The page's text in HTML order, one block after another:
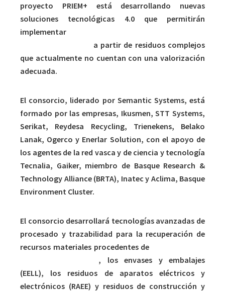
proyecto PRIEM+ está desarrollando nuevas
soluciones tecnológicas 4.0 que permitirán
implementar
a partir de residuos complejos
que actualmente no cuentan con una valorización
adecuada.
El consorcio, liderado por Semantic Systems, está
formado por las empresas, Ikusmen, STT Systems,
Serikat, Reydesa Recycling, Trienekens, Belako
Lanak, Ogerco y Enerlar Solution, con el apoyo de
los agentes de la red vasca y de ciencia y tecnología
Tecnalia, Gaiker, miembro de Basque Research &
Technology Alliance (BRTA), Inatec y Aclima, Basque
Environment Cluster.
El consorcio desarrollará tecnologías avanzadas de
procesado y trazabilidad para la recuperación de
recursos materiales procedentes de
, los envases y embalajes
(EELL), los residuos de aparatos eléctricos y
electrónicos (RAEE) y residuos de construcción y